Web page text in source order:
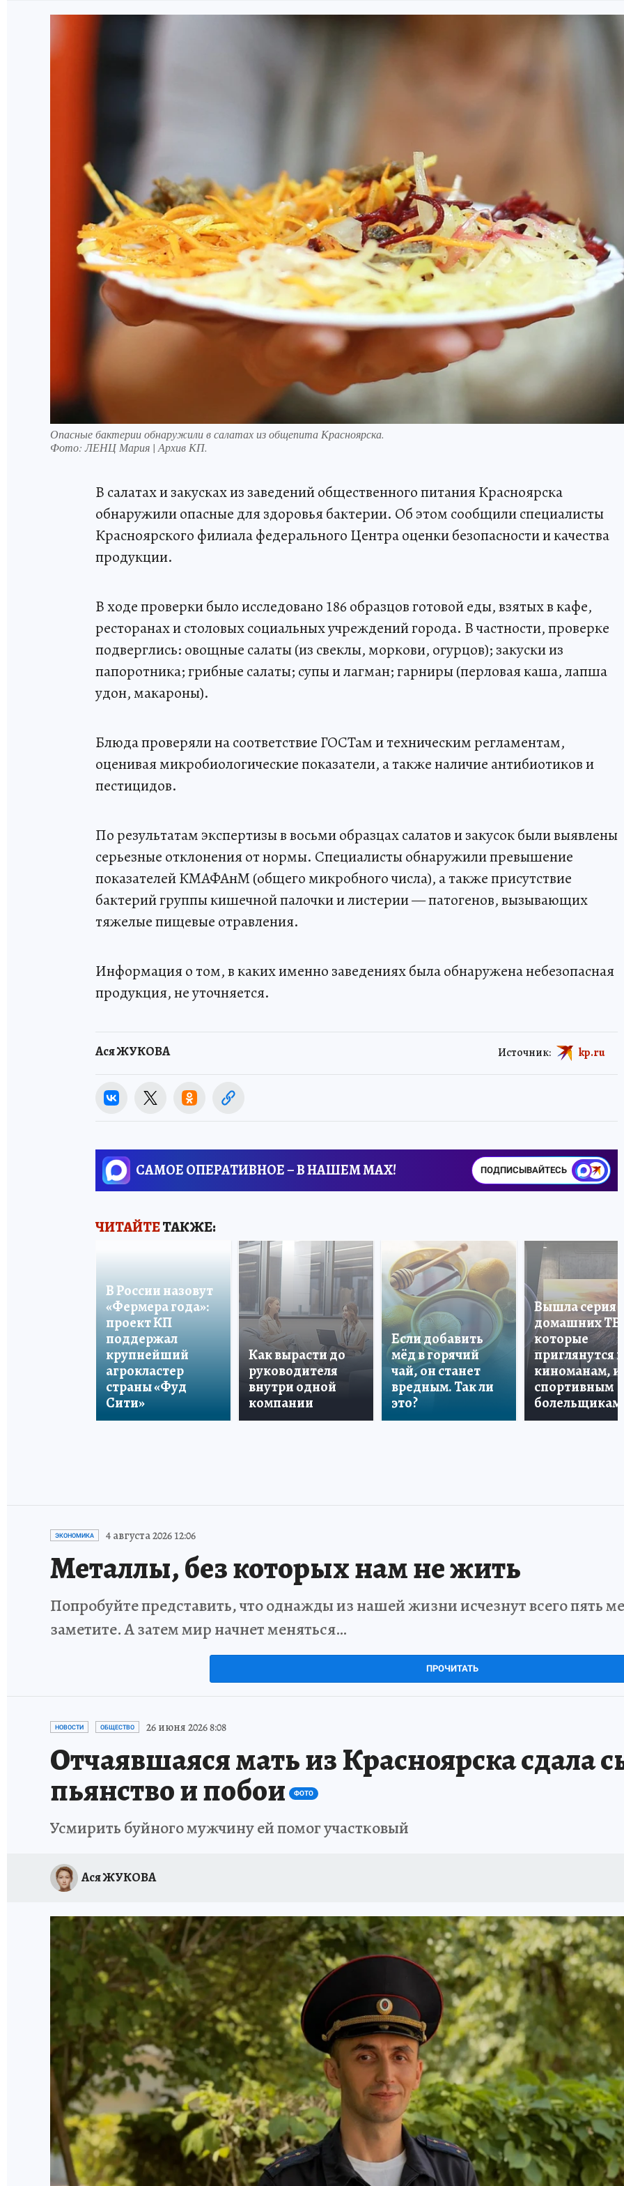
Опасные бактерии обнаружили в салатах из общепита Красноярска.
Фото:ЛЕНЦ Мария | Архив КП.
В салатах и закусках из заведений общественного питания Красноярска
обнаружили опасные для здоровья бактерии. Об этом сообщили специалисты
Красноярского филиала федерального Центра оценки безопасности и качества
продукции.
В ходе проверки было исследовано 186 образцов готовой еды, взятых в кафе,
ресторанах и столовых социальных учреждений города. В частности, проверке
подверглись: овощные салаты (из свеклы, моркови, огурцов); закуски из
папоротника; грибные салаты; супы и лагман; гарниры (перловая каша, лапша
удон, макароны).
Блюда проверяли на соответствие ГОСТам и техническим регламентам,
оценивая микробиологические показатели, а также наличие антибиотиков и
пестицидов.
По результатам экспертизы в восьми образцах салатов и закусок были выявлены
серьезные отклонения от нормы. Специалисты обнаружили превышение
показателей КМАФАнМ (общего микробного числа), а также присутствие
бактерий группы кишечной палочки и листерии — патогенов, вызывающих
тяжелые пищевые отравления.
Информация о том, в каких именно заведениях была обнаружена небезопасная
продукция, не уточняется.
Ася ЖУКОВА Источник: kp.ru
САМОЕ ОПЕРАТИВНОЕ – В НАШЕМ MAX! ПОДПИСЫВАЙТЕСЬ
ЧИТАЙТЕТАКЖЕ:
В России назовут
«Фермера года»:
проект КП
поддержал
крупнейший
агрокластер
страны «Фуд
Сити»
Как вырасти до
руководителя
внутри одной
компании
Если добавить
мёд в горячий
чай, он станет
вредным. Так ли
это?
Вышла серия
домашних ТВ,
которые
приглянутся и
киноманам, и
спортивным
болельщикам
ЭКОНОМИКА 4 августа 2026 12:06
Металлы, без которых нам не жить
Попробуйте представить, что однажды из нашей жизни исчезнут всего пять
заметите. А затем мир начнет меняться…
ПРОЧИТАТЬ
НОВОСТИ ОБЩЕСТВО 26 июня 2026 8:08
Отчаявшаяся мать из Красноярска сдала
пьянство и побои ФОТО
Усмирить буйного мужчину ей помог участковый
Ася ЖУКОВА